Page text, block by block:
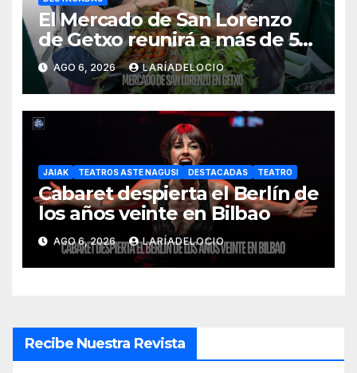
El Mercado de San Lorenzo
de Getxo reunirá a más de 50
productores del País Vasco
AGO 6, 2026 LARÍADELOCIO
JAIAK TEATROS ASTE NAGUSI DESTACADAS TEATRO
Cabaret despierta el Berlín de
los años veinte en Bilbao
AGO 6, 2026 LARÍADELOCIO
Recibe Nuestra Revista